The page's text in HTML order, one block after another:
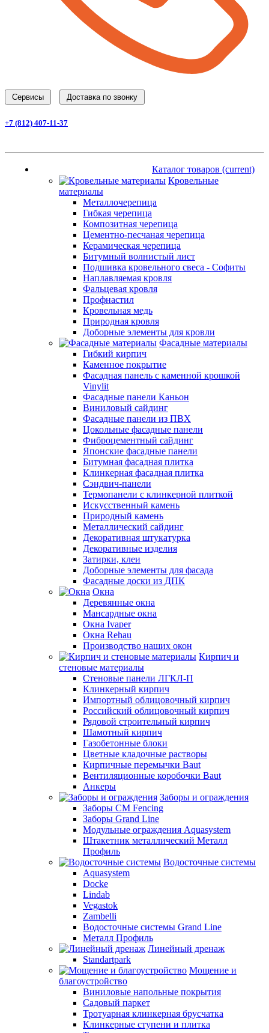
Cервисы Доставка по звонку
+7 (812) 407-11-37
Каталог товаров (current)
Кровельные
материалы
Металлочерепица
Гибкая черепица
Композитная черепица
Цементно-песчаная черепица
Керамическая черепица
Битумный волнистый лист
Подшивка кровельного свеса - Софиты
Наплавляемая кровля
Фальцевая кровля
Профнастил
Кровельная медь
Природная кровля
Доборные элементы для кровли
Фасадные материалы
Гибкий кирпич
Каменное покрытие
Фасадная панель с каменной крошкой
Vinylit
Фасадные панели Каньон
Виниловый сайдинг
Фасадные панели из ПВХ
Цокольные фасадные панели
Фиброцементный сайдинг
Японские фасадные панели
Битумная фасадная плитка
Клинкерная фасадная плитка
Сэндвич-панели
Термопанели с клинкерной плиткой
Искусственный камень
Природный камень
Металлический сайдинг
Декоративная штукатурка
Декоративные изделия
Затирки, клеи
Доборные элементы для фасада
Фасадные доски из ДПК
Окна
Деревянные окна
Мансардные окна
Окна Ivaper
Окна Rehau
Производство наших окон
Кирпич и
стеновые материалы
Стеновые панели ЛГКЛ-П
Клинкерный кирпич
Импортный облицовочный кирпич
Российский облицовочный кирпич
Рядовой строительный кирпич
Шамотный кирпич
Газобетонные блоки
Цветные кладочные растворы
Кирпичные перемычки Baut
Вентиляционные коробочки Baut
Анкеры
Заборы и ограждения
Заборы CM Fencing
Заборы Grand Line
Модульные ограждения Aquasystem
Штакетник металлический Металл
Профиль
Водосточные системы
Aquasystem
Docke
Lindab
Vegastok
Zambelli
Водосточные системы Grand Line
Металл Профиль
Линейный дренаж
Standartpark
Мощение и
благоустройство
Виниловые напольные покрытия
Садовый паркет
Тротуарная клинкерная брусчатка
Клинкерные ступени и плитка